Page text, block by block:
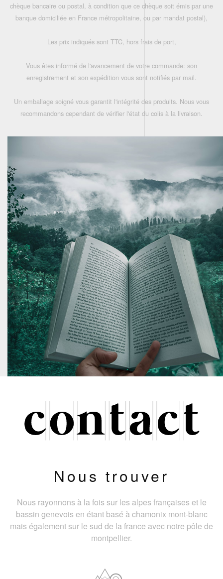
chèque bancaire ou postal, à condition que ce chèque soit émis par une
banque domiciliée en France métropolitaine, ou par mandat postal),
Les prix indiqués sont TTC, hors frais de port,
Vous êtes informé de l'avancement de votre commande: son
enregistrement et son expédition vous sont notifiés par mail.
Un emballage soigné vous garantit l'intégrité des produits. Nous vous
recommandons cependant de vérifier l'état du colis à la livraison.
Nous trouver
Nous rayonnons à la fois sur les alpes françaises et le
bassin genevois en étant basé à chamonix mont-blanc
mais également sur le sud de la france avec notre pôle de
montpellier.